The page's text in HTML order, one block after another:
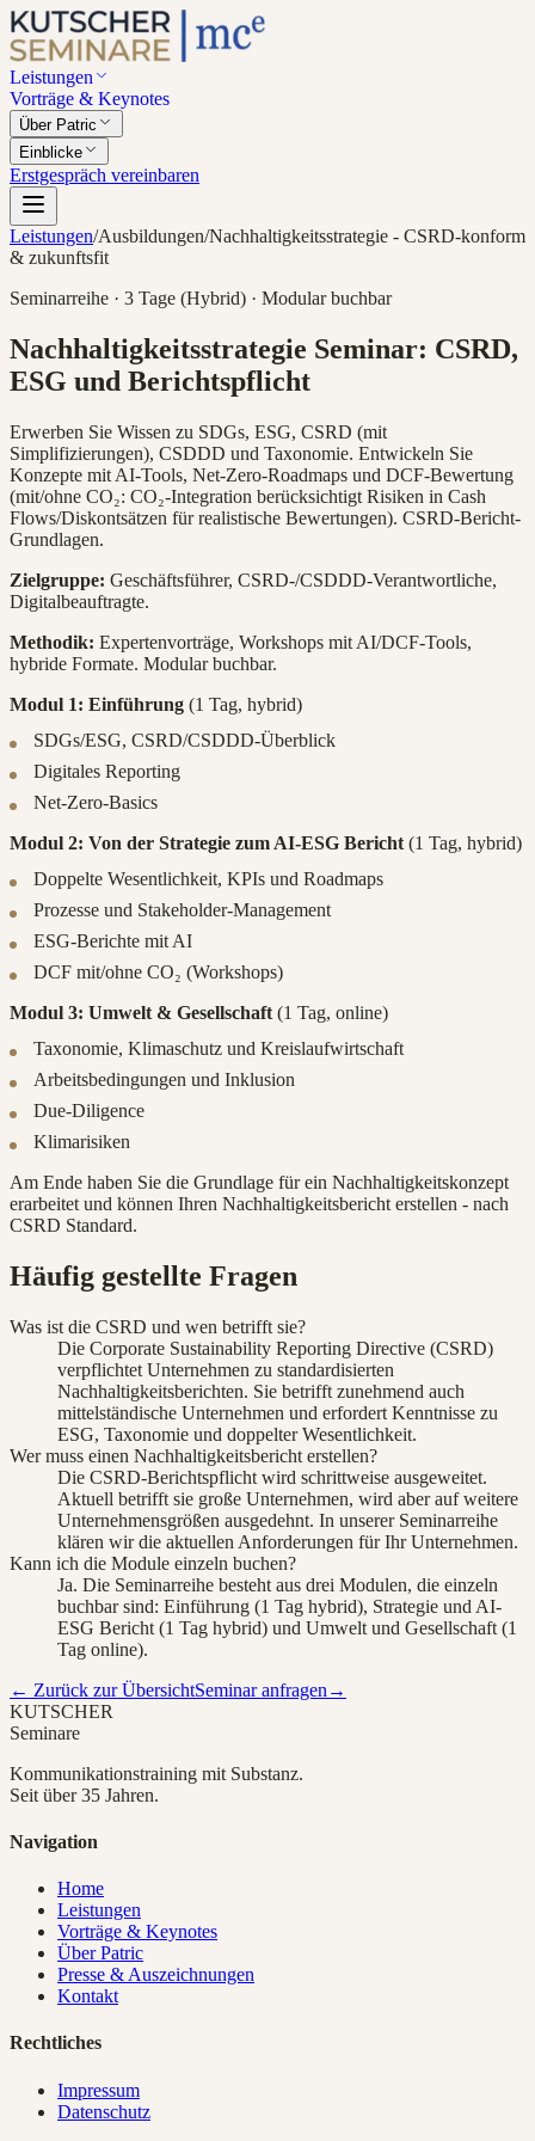
Leistungen
Vorträge & Keynotes
Über Patric
Einblicke
Erstgespräch vereinbaren
Leistungen/Ausbildungen/Nachhaltigkeitsstrategie - CSRD-konform
& zukunftsfit
Seminarreihe · 3 Tage (Hybrid) · Modular buchbar
Nachhaltigkeitsstrategie Seminar: CSRD,
ESG und Berichtspflicht
Erwerben Sie Wissen zu SDGs, ESG, CSRD (mit
Simplifizierungen), CSDDD und Taxonomie. Entwickeln Sie
Konzepte mit AI-Tools, Net-Zero-Roadmaps und DCF-Bewertung
(mit/ohne CO₂: CO₂-Integration berücksichtigt Risiken in Cash
Flows/Diskontsätzen für realistische Bewertungen). CSRD-Bericht-
Grundlagen.
Zielgruppe: Geschäftsführer, CSRD-/CSDDD-Verantwortliche,
Digitalbeauftragte.
Methodik: Expertenvorträge, Workshops mit AI/DCF-Tools,
hybride Formate. Modular buchbar.
Modul 1: Einführung (1 Tag, hybrid)
SDGs/ESG, CSRD/CSDDD-Überblick
Digitales Reporting
Net-Zero-Basics
Modul 2: Von der Strategie zum AI-ESG Bericht (1 Tag, hybrid)
Doppelte Wesentlichkeit, KPIs und Roadmaps
Prozesse und Stakeholder-Management
ESG-Berichte mit AI
DCF mit/ohne CO₂ (Workshops)
Modul 3: Umwelt & Gesellschaft (1 Tag, online)
Taxonomie, Klimaschutz und Kreislaufwirtschaft
Arbeitsbedingungen und Inklusion
Due-Diligence
Klimarisiken
Am Ende haben Sie die Grundlage für ein Nachhaltigkeitskonzept
erarbeitet und können Ihren Nachhaltigkeitsbericht erstellen - nach
CSRD Standard.
Häufig gestellte Fragen
Was ist die CSRD und wen betrifft sie?
Die Corporate Sustainability Reporting Directive (CSRD)
verpflichtet Unternehmen zu standardisierten
Nachhaltigkeitsberichten. Sie betrifft zunehmend auch
mittelständische Unternehmen und erfordert Kenntnisse zu
ESG, Taxonomie und doppelter Wesentlichkeit.
Wer muss einen Nachhaltigkeitsbericht erstellen?
Die CSRD-Berichtspflicht wird schrittweise ausgeweitet.
Aktuell betrifft sie große Unternehmen, wird aber auf weitere
Unternehmensgrößen ausgedehnt. In unserer Seminarreihe
klären wir die aktuellen Anforderungen für Ihr Unternehmen.
Kann ich die Module einzeln buchen?
Ja. Die Seminarreihe besteht aus drei Modulen, die einzeln
buchbar sind: Einführung (1 Tag hybrid), Strategie und AI-
ESG Bericht (1 Tag hybrid) und Umwelt und Gesellschaft (1
Tag online).
← Zurück zur ÜbersichtSeminar anfragen →
KUTSCHER
Seminare
Kommunikationstraining mit Substanz.
Seit über 35 Jahren.
Navigation
Home
Leistungen
Vorträge & Keynotes
Über Patric
Presse & Auszeichnungen
Kontakt
Rechtliches
Impressum
Datenschutz